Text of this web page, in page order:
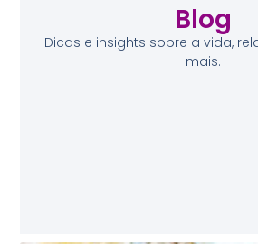
Blog
Dicas e insights sobre a vida,
mais.